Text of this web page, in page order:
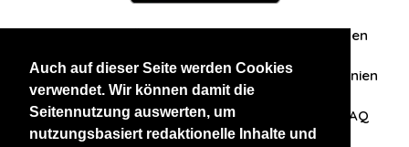
Auch auf dieser Seite werden Cookies
verwendet. Wir können damit die
Seitennutzung auswerten, um
nutzungsbasiert redaktionelle Inhalte und
Zuschriften/Erfahrungen
Datenschutzerklärung AGB Datenschutzrichtlinien
Nehmen Sie Kontakt mit uns auf FAQ